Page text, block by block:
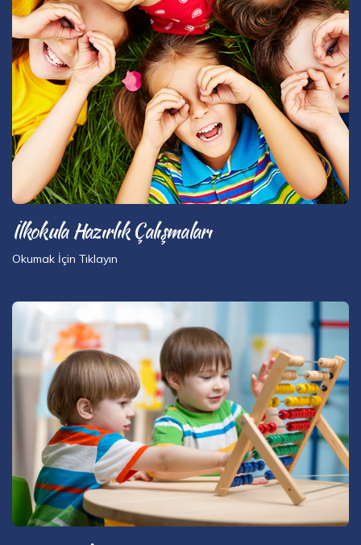
İlkokula Hazırlık Çalışmaları
Okumak İçin Tıklayın